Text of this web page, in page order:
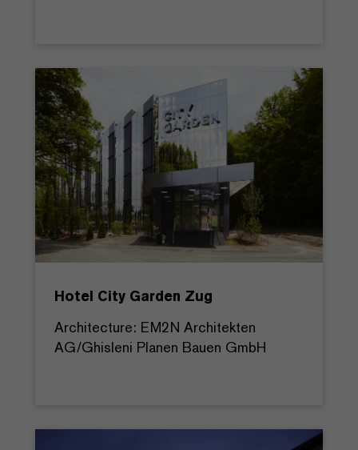
Hotel City Garden Zug
Architecture: EM2N Architekten
AG/Ghisleni Planen Bauen GmbH